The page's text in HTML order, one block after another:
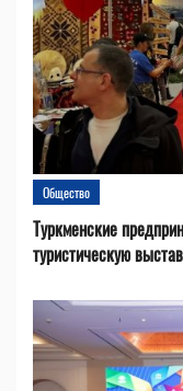
Общество
Туркменские
туристическую